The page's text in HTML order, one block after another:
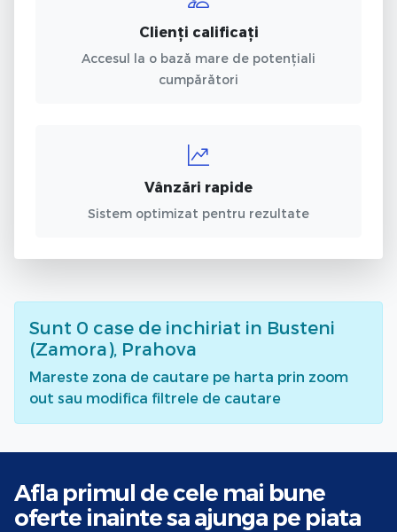
Clienți calificați
Accesul la o bază mare de potențiali
cumpărători
Vânzări rapide
Sistem optimizat pentru rezultate
Sunt 0 case de inchiriat in Busteni
(Zamora), Prahova
Mareste zona de cautare pe harta prin zoom
out sau modifica filtrele de cautare
Afla primul de cele mai bune
oferte inainte sa ajunga pe piata